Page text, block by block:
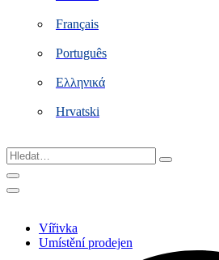
Français
Português
Ελληνικά
Hrvatski
Hledat…
Vířivka
Umístění prodejen